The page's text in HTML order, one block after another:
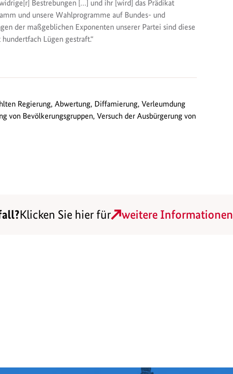
Bestrebungen […] und ihr [wird] das Prädikat
und unsere Wahlprogramme auf Bundes- und
der maßgeblichen Exponenten unserer Partei sind diese
Lügen gestraft.“
Regierung, Abwertung, Diffamierung, Verleumdung
von Bevölkerungsgruppen, Versuch der Ausbürgerung von
Klicken Sie hier für weitere Informationen